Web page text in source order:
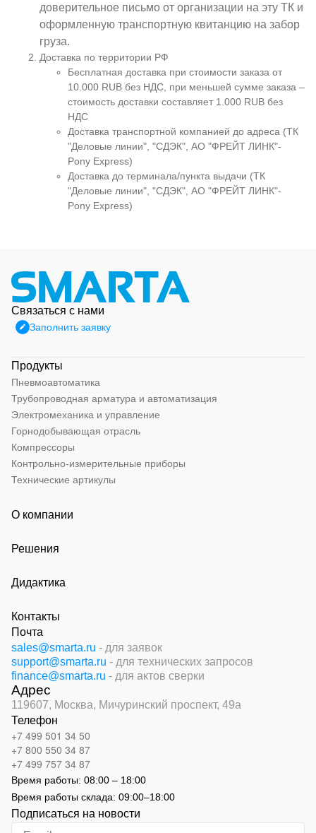
доверительное письмо от организации на эту ТК и
оформленную транспортную квитанцию на забор
груза.
Доставка по территории РФ
Бесплатная доставка при стоимости заказа от
10.000 RUB без НДС, при меньшей сумме заказа –
стоимость доставки составляет 1.000 RUB без
НДС
Доставка транспортной компанией до адреса (ТК
"Деловые линии", "СДЭК", АО "ФРЕЙТ ЛИНК"-
Pony Express)
Доставка до терминала/пункта выдачи (ТК
"Деловые линии", "СДЭК", АО "ФРЕЙТ ЛИНК"-
Pony Express)
Связаться с нами
Заполнить заявку
Продукты
Пневмоавтоматика
Трубопроводная арматура и автоматизация
Электромеханика и управление
Горнодобывающая отрасль
Компрессоры
Контрольно-измерительные приборы
Технические артикулы
О компании
Решения
Дидактика
Контакты
Почта
sales@smarta.ru - для заявок
support@smarta.ru - для технических запросов
finance@smarta.ru - для актов сверки
Адрес
119607, Москва, Мичуринский проспект, 49а
Телефон
+7 499 501 34 50
+7 800 550 34 87
+7 499 757 34 87
Время работы: 08:00 – 18:00
Время работы склада: 09:00–18:00
Подписаться на новости